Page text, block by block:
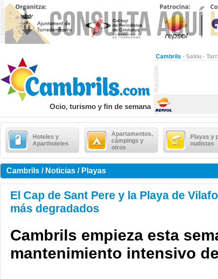
Cambrils · Salou ·
Ocio, turismo y fin de semana
Hoteles y
Aparthoteles
Apartamentos,
cámpings y
otros
Playas y
nudistas
Cambrils / Noticias / Playas
El Cap de Sant Pere y la Playa de
más degradados
Cambrils empieza esta
mantenimiento intensivo